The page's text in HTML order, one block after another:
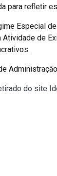
para refletir
Especial
de
do site